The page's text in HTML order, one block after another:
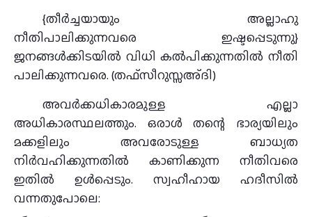
{തീര്‍ച്ചയായും അല്ലാഹു
നീതിപാലിക്കുന്നവരെ ഇഷ്ടപ്പെടുന്നു}
ജനങ്ങള്‍ക്കിടയില്‍ വിധി കല്‍പിക്കുന്നതില്‍ നീതി
പാലിക്കുന്നവരെ. (തഫ്സീറുസ്സഅ്ദി)
അവര്‍ക്കധികാരമുള്ള എല്ലാ
അധികാരസ്ഥലത്തും. ഒരാള്‍ തന്റെ ഭാര്യയിലും
മക്കളിലും അവരോടുള്ള ബാധ്യത
നിര്‍വഹിക്കുന്നതില്‍ കാണിക്കുന്ന നീതിവരെ
ഇതില്‍ ഉള്‍പ്പെടും. സ്വഹീഹായ ഹദീസില്‍
വന്നതുപോലെ: